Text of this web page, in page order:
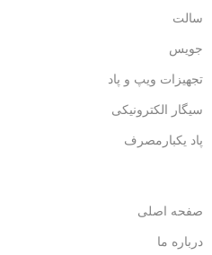
سالت
جویس
تجهیزات ویپ و پاد
سیگار الکترونیکی
پاد یکبارمصرف
صفحه اصلی
درباره ما